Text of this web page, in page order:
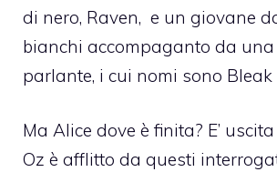
di nero, Raven, e un giovane
bianchi accompaganto da
parlante, i cui nomi sono Bleak
Ma Alice dove è finita? E’
Oz è afflitto da questi